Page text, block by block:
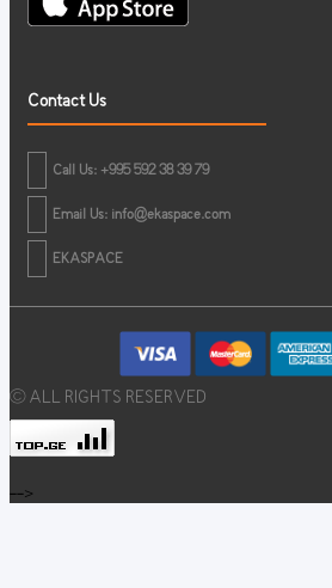
Contact Us
Call Us: +995 592 38 39 79
Email Us: info@ekaspace.com
EKASPACE
© ALL RIGHTS RESERVED
-->